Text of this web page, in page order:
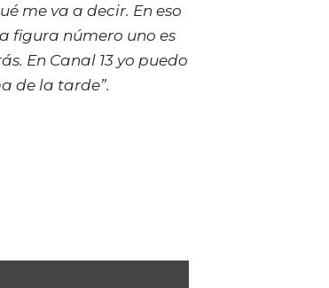
me va a decir. En eso
figura número uno es
En Canal 13 yo puedo
de la tarde”.